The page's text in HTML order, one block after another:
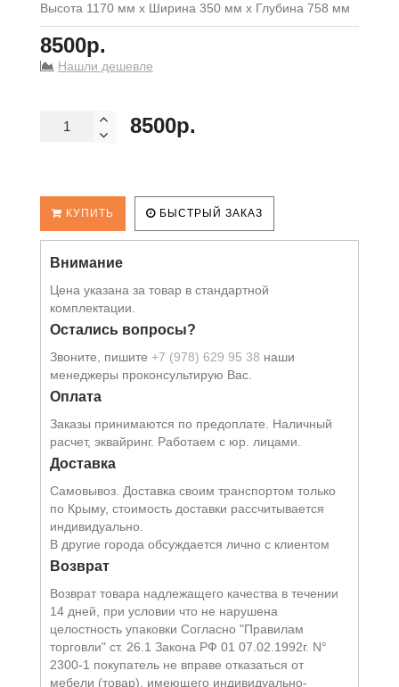
Высота 1170 мм x Ширина 350 мм x Глубина 758 мм
8500р.
Нашли дешевле
8500р.
КУПИТЬ БЫСТРЫЙ ЗАКАЗ
Внимание
Цена указана за товар в стандартной
комплектации.
Остались вопросы?
Звоните, пишите +7 (978) 629 95 38 наши
менеджеры проконсультирую Вас.
Оплата
Заказы принимаются по предоплате. Наличный
расчет, эквайринг. Работаем с юр. лицами.
Доставка
Самовывоз. Доставка своим транспортом только
по Крыму, стоимость доставки рассчитывается
индивидуально.
В другие города обсуждается лично с клиентом
Возврат
Возврат товара надлежащего качества в течении
14 дней, при условии что не нарушена
целостность упаковки Согласно "Правилам
торговли" ст. 26.1 Закона РФ 01 07.02.1992г. N°
2300-1 покупатель не вправе отказаться от
мебели (товар), имеющего индивидуально-